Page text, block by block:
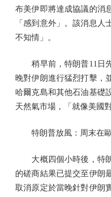
布美伊即將達成協議的消
「感到意外」。該消息人
不知情」。
稍早前，特朗普11日先
晚對伊朗進行猛烈打擊，
哈爾克島和其他石油基礎
天然氣市場，「就像美國
特朗普放風：周末在
大概四個小時後，特朗
的磋商結果已提交至伊朗
取消原定於當晚針對伊朗